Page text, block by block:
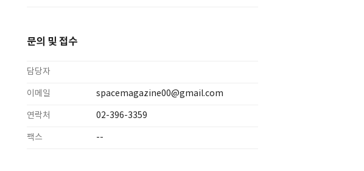
문의 및 접수
담당자
이메일 spacemagazine00@gmail.com
연락처 02-396-3359
팩스 --